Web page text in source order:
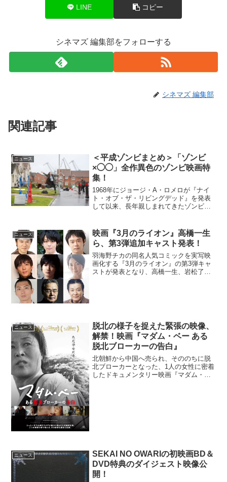
LINE コピー
シネマズ 編集部をフォローする
シネマズ 編集部
関連記事
ニュース
＜平成ゾンビまとめ＞「ゾンビ
×◯◯」全作異色のゾンビ映画特
集！
1968年にジョージ・A・ロメロが『ナイ
ト・オブ・ザ・リビングデッド』を発表
して以来、長年親しまれてきたゾンビ映
それらの作品を見渡してみると、ただ単
にゾンビものであるだけ...
ニュース
映画『3月のライオン』高橋一生
ら、第3弾追加キャスト発表！
羽海野チカの同名人気コミックを実写映
画化する『3月のライオン』の第3弾キャ
ストが発表となり、高橋一生、岩松了、
ニュース
脱北の様子を捉えた緊張の映像、
解禁！映画『マダム・ベー ある
脱北ブローカーの告白』
北朝鮮から中国へ売られ、そののちに脱
北ブローカーとなった、1人の女性に密着
したドキュメンタリー映画『マダム・ベ
ニュース
SEKAI NO OWARIの初映画BD＆
DVD特典のダイジェスト映像公
開！